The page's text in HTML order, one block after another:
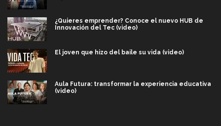
¿Quieres emprender? Conoce el nuevo HUB de
Innovación del Tec (video)
El joven que hizo del baile su vida (video)
Aula Futura: transformar la experiencia educativa
(video)